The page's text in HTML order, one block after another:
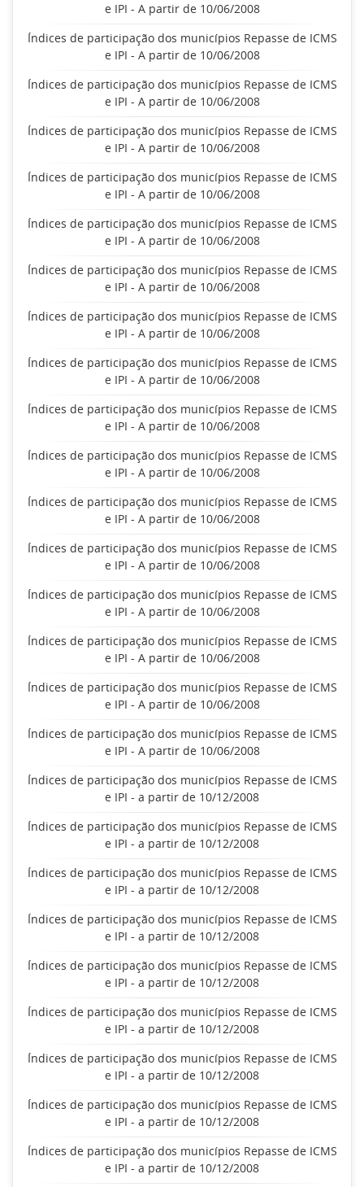
e IPI - A partir de 10/06/2008
Índices de participação dos municípios Repasse de ICMS
e IPI - A partir de 10/06/2008
Índices de participação dos municípios Repasse de ICMS
e IPI - A partir de 10/06/2008
Índices de participação dos municípios Repasse de ICMS
e IPI - A partir de 10/06/2008
Índices de participação dos municípios Repasse de ICMS
e IPI - A partir de 10/06/2008
Índices de participação dos municípios Repasse de ICMS
e IPI - A partir de 10/06/2008
Índices de participação dos municípios Repasse de ICMS
e IPI - A partir de 10/06/2008
Índices de participação dos municípios Repasse de ICMS
e IPI - A partir de 10/06/2008
Índices de participação dos municípios Repasse de ICMS
e IPI - A partir de 10/06/2008
Índices de participação dos municípios Repasse de ICMS
e IPI - A partir de 10/06/2008
Índices de participação dos municípios Repasse de ICMS
e IPI - A partir de 10/06/2008
Índices de participação dos municípios Repasse de ICMS
e IPI - A partir de 10/06/2008
Índices de participação dos municípios Repasse de ICMS
e IPI - A partir de 10/06/2008
Índices de participação dos municípios Repasse de ICMS
e IPI - A partir de 10/06/2008
Índices de participação dos municípios Repasse de ICMS
e IPI - A partir de 10/06/2008
Índices de participação dos municípios Repasse de ICMS
e IPI - A partir de 10/06/2008
Índices de participação dos municípios Repasse de ICMS
e IPI - A partir de 10/06/2008
Índices de participação dos municípios Repasse de ICMS
e IPI - a partir de 10/12/2008
Índices de participação dos municípios Repasse de ICMS
e IPI - a partir de 10/12/2008
Índices de participação dos municípios Repasse de ICMS
e IPI - a partir de 10/12/2008
Índices de participação dos municípios Repasse de ICMS
e IPI - a partir de 10/12/2008
Índices de participação dos municípios Repasse de ICMS
e IPI - a partir de 10/12/2008
Índices de participação dos municípios Repasse de ICMS
e IPI - a partir de 10/12/2008
Índices de participação dos municípios Repasse de ICMS
e IPI - a partir de 10/12/2008
Índices de participação dos municípios Repasse de ICMS
e IPI - a partir de 10/12/2008
Índices de participação dos municípios Repasse de ICMS
e IPI - a partir de 10/12/2008